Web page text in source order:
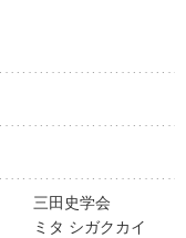
三田史学会
ミタ シガクカイ